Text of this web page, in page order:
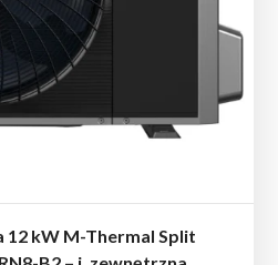
12 kW M-Thermal Split